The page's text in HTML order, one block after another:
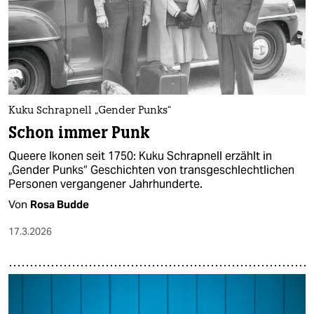
Kuku Schrapnell „Gender Punks“
Schon immer Punk
Queere Ikonen seit 1750: Kuku Schrapnell erzählt in
„Gender Punks“ Geschichten von transgeschlechtlichen
Personen vergangener Jahrhunderte.
Von Rosa Budde
17.3.2026